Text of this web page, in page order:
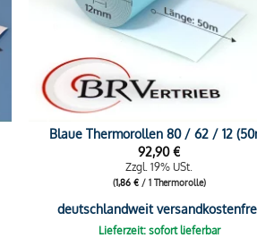
Blaue Thermorollen 80 / 62 / 12
92,90€
Zzgl. 19% USt.
(1,86 €/ 1 Thermorolle)
deutschlandweit
Lieferzeit: sofort lieferbar